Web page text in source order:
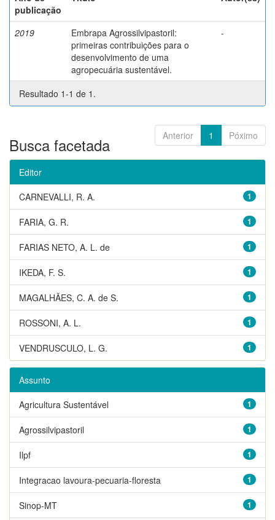
publicação
2019
Embrapa Agrossilvipastoril:
primeiras contribuições para o
desenvolvimento de uma
agropecuária sustentável.
-
Resultado 1-1 de 1.
Anterior 1 Póximo
Busca facetada
Editor
1
CARNEVALLI, R. A.
1
FARIA, G. R.
1
FARIAS NETO, A. L. de
1
IKEDA, F. S.
1
MAGALHÃES, C. A. de S.
1
ROSSONI, A. L.
1
VENDRUSCULO, L. G.
Assunto
1
Agricultura Sustentável
1
Agrossilvipastoril
1
Ilpf
1
Integracao lavoura-pecuaria-floresta
1
Sinop-MT